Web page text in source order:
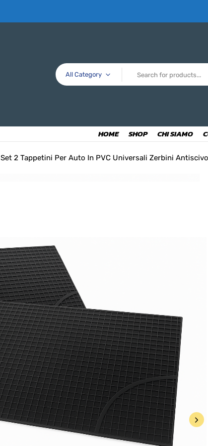
All Category
HOME SHOP CHI SIAMO
Set 2 Tappetini Per Auto In PVC Universali Zerbini